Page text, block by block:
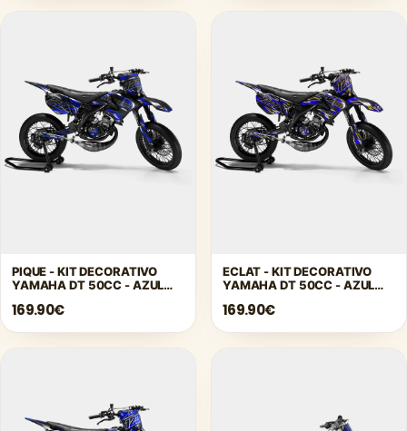
PIQUE - KIT DECORATIVO
YAMAHA DT 50CC - AZUL
169.90€
ECLAT - KIT DECORATIVO
YAMAHA DT 50CC - AZUL
169.90€